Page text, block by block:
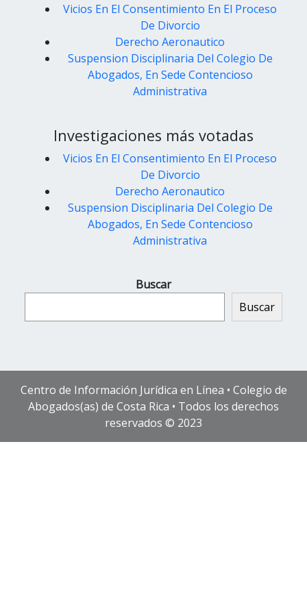
Vicios En El Consentimiento En El Proceso
De Divorcio
Derecho Aeronautico
Suspension Disciplinaria Del Colegio De
Abogados, En Sede Contencioso
Administrativa
Investigaciones más votadas
Vicios En El Consentimiento En El Proceso
De Divorcio
Derecho Aeronautico
Suspension Disciplinaria Del Colegio De
Abogados, En Sede Contencioso
Administrativa
Buscar
Buscar
Centro de Información Jurídica en Línea • Colegio de
Abogados(as) de Costa Rica • Todos los derechos
reservados © 2023